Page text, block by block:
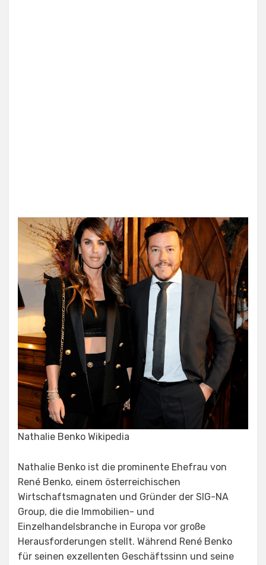
Nathalie Benko Wikipedia
Nathalie Benko ist die prominente Ehefrau von
René Benko, einem österreichischen
Wirtschaftsmagnaten und Gründer der SIG-NA
Group, die die Immobilien- und
Einzelhandelsbranche in Europa vor große
Herausforderungen stellt. Während René Benko
für seinen exzellenten Geschäftssinn und seine